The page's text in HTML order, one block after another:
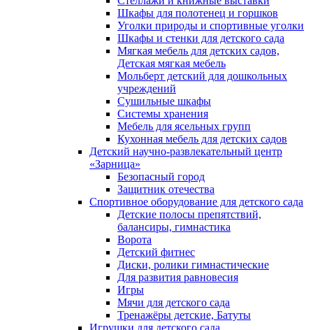
Шкафы для полотенец и горшков
Уголки природы и спортивные уголки
Шкафы и стенки для детского сада
Мягкая мебель для детских садов,
Детская мягкая мебель
Мольберт детский для дошкольных
учреждений
Сушильные шкафы
Системы хранения
Мебель для ясельных групп
Кухонная мебель для детских садов
Детский научно-развлекательный центр
«Зарница»
Безопасный город
Защитник отечества
Спортивное оборудование для детского сада
Детские полосы препятствий,
балансиры, гимнастика
Ворота
Детский фитнес
Диски, ролики гимнастические
Для развития равновесия
Игры
Мячи для детского сада
Тренажёры детские, Батуты